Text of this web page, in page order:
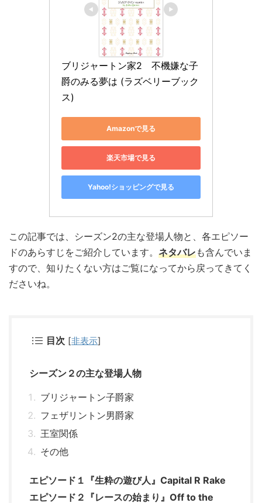
ブリジャートン家2　不機嫌な子
爵のみる夢は (ラズベリーブック
ス)
Amazonで見る
楽天市場で見る
Yahoo!ショッピングで見る
この記事では、シーズン2の主な登場人物と、各エピソー
ドのあらすじをご紹介しています。 ネタバレも含んでいま
すので、知りたくない方はご覧になってから戻ってきてく
ださいね。
目次 [非表示]
シーズン２の主な登場人物
ブリジャートン子爵家
フェザリントン男爵家
王室関係
その他
エピソード１『生粋の遊び人』Capital R Rake
エピソード２『レースの始まり』Off to the